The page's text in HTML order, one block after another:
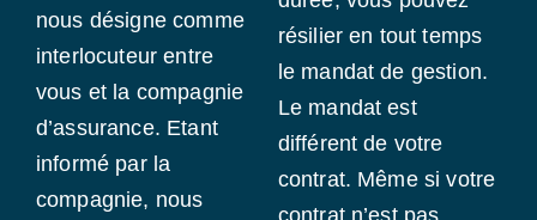
nous désigne comme
interlocuteur entre
vous et la compagnie
d’assurance. Etant
informé par la
compagnie, nous
résilier en tout temps
le mandat de gestion.
Le mandat est
différent de votre
contrat. Même si votre
contrat n’est pas